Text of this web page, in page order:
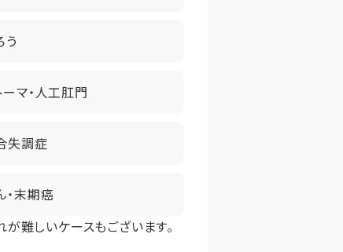
う
ーマ・人工肛門
失調症
・末期癌
難しいケースもございます。